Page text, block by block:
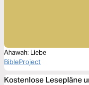
Ahawah: Liebe
BibleProject
Kostenlose Lesepläne